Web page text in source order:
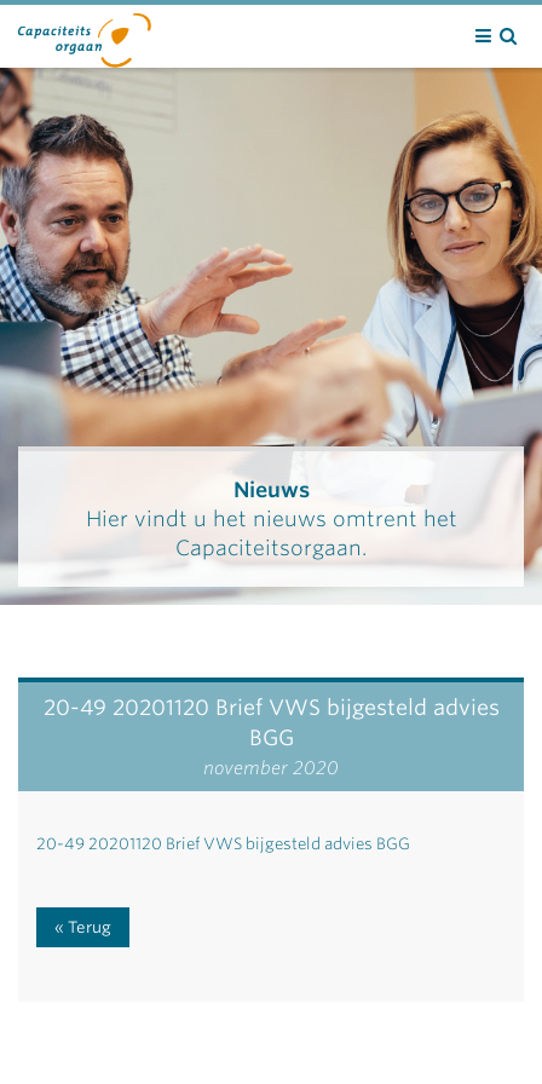
Nieuws
Hier vindt u het nieuws omtrent het
Capaciteitsorgaan.
20-49 20201120 Brief VWS bijgesteld advies
BGG
november 2020
20-49 20201120 Brief VWS bijgesteld advies BGG
Terug